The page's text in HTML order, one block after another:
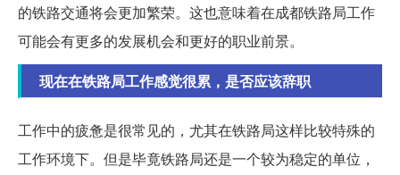
的铁路交通将会更加繁荣。这也意味着在成都铁路局工作
可能会有更多的发展机会和更好的职业前景。
现在在铁路局工作感觉很累，是否应该辞职
工作中的疲惫是很常见的，尤其在铁路局这样比较特殊的
工作环境下。但是毕竟铁路局还是一个较为稳定的单位，